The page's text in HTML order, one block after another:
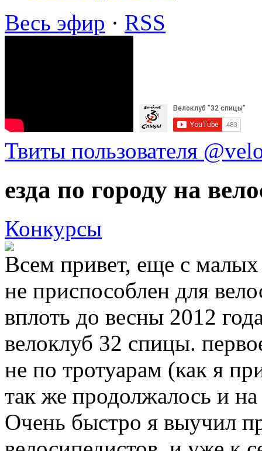
Весь эфир · RSS
Твиты пользователя
езда по городу на
Конкурсы
Всем привет, еще с
не приспособлен для
вплоть до весны 2012
велоклуб 32 спицы.
не по тротуарам (как я
так же продолжалось и
Очень быстро я выучил